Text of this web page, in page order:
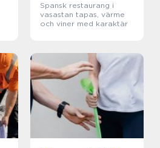
Spansk restaurang i
vasastan tapas, värme
och viner med karaktär